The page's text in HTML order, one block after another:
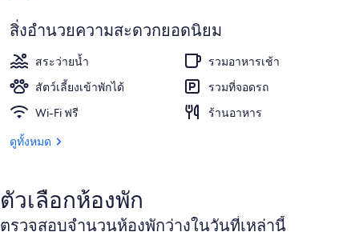
สมินส
เตอร์
ล็อบบี้
สิ่งอำนวยความสะดวกยอดนิยม
สระว่ายน้ำ
รวมอาหารเช้า
สัตว์เลี้ยงเข้าพักได้
รวมที่จอดรถ
Wi-Fi ฟรี
ร้านอาหาร
ดูทั้งหมด
ตัวเลือกห้องพัก
ตรวจสอบจำนวนห้องพักว่างในวันที่เหล่านี้